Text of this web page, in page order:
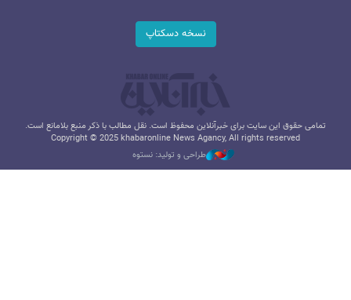
نسخه دسکتاپ
تمامی حقوق این سایت برای خبرآنلاین محفوظ است. نقل مطالب با ذکر منبع بلامانع است.
Copyright © 2025 khabaronline News Agancy, All rights reserved
طراحی و تولید: نستوه